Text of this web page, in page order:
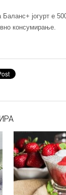
јогурт е
консумирање.